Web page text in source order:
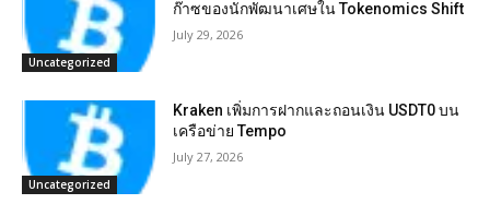
Uncategorized
ก๊าซของนักพัฒนาเศษใน Tokenomics Shift
July 29, 2026
Uncategorized
Kraken เพิ่มการฝากและถอนเงิน USDT0 บน
เครือข่าย Tempo
July 27, 2026